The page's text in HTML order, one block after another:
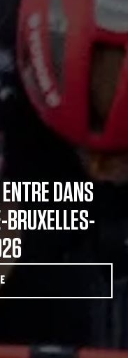
DANS
BRUXELLES-